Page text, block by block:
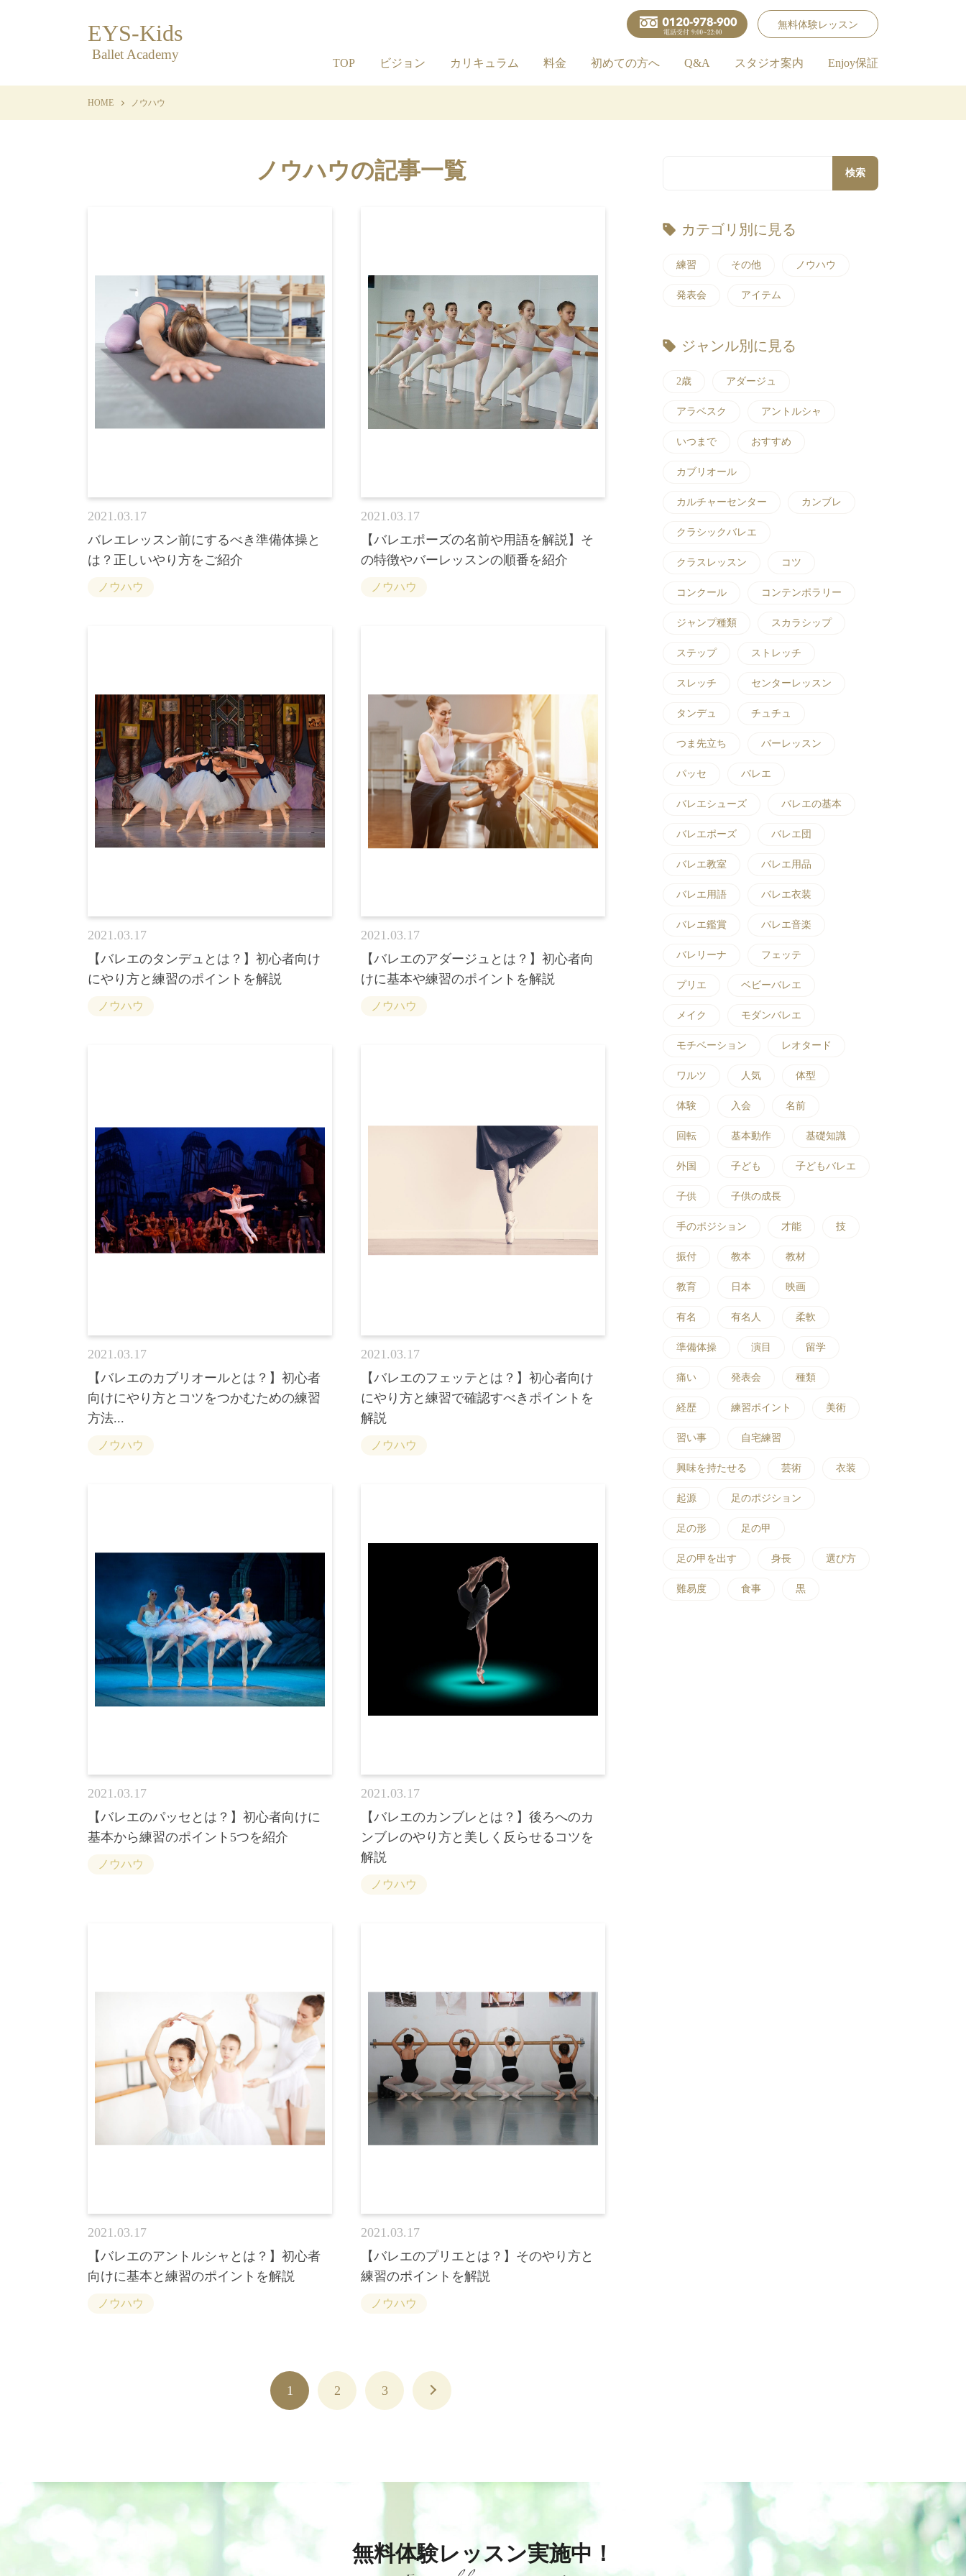
EYS-Kids
Ballet Academy
無料体験レッスン
TOP ビジョン カリキュラム 料金 初めての方へ Q&A スタジオ案内 Enjoy保証
HOME ノウハウ
ノウハウの記事一覧
2021.03.17
バレエレッスン前にするべき準備体操と
は？正しいやり方をご紹介
ノウハウ
2021.03.17
【バレエポーズの名前や用語を解説】そ
の特徴やバーレッスンの順番を紹介
ノウハウ
2021.03.17
【バレエのタンデュとは？】初心者向け
にやり方と練習のポイントを解説
ノウハウ
2021.03.17
【バレエのアダージュとは？】初心者向
けに基本や練習のポイントを解説
ノウハウ
2021.03.17
【バレエのカブリオールとは？】初心者
向けにやり方とコツをつかむための練習
方法...
ノウハウ
2021.03.17
【バレエのフェッテとは？】初心者向け
にやり方と練習で確認すべきポイントを
解説
ノウハウ
2021.03.17
【バレエのパッセとは？】初心者向けに
基本から練習のポイント5つを紹介
ノウハウ
2021.03.17
【バレエのカンブレとは？】後ろへのカ
ンブレのやり方と美しく反らせるコツを
解説
ノウハウ
2021.03.17
【バレエのアントルシャとは？】初心者
向けに基本と練習のポイントを解説
ノウハウ
2021.03.17
【バレエのプリエとは？】そのやり方と
練習のポイントを解説
ノウハウ
1 2 3
検索
カテゴリ別に見る
練習 その他 ノウハウ
発表会 アイテム
ジャンル別に見る
2歳 アダージュ
アラベスク アントルシャ
いつまで おすすめ
カブリオール
カルチャーセンター カンブレ
クラシックバレエ
クラスレッスン コツ
コンクール コンテンポラリー
ジャンプ種類 スカラシップ
ステップ ストレッチ
スレッチ センターレッスン
タンデュ チュチュ
つま先立ち バーレッスン
パッセ バレエ
バレエシューズ バレエの基本
バレエポーズ バレエ団
バレエ教室 バレエ用品
バレエ用語 バレエ衣装
バレエ鑑賞 バレエ音楽
バレリーナ フェッテ
プリエ ベビーバレエ
メイク モダンバレエ
モチベーション レオタード
ワルツ 人気 体型
体験 入会 名前
回転 基本動作 基礎知識
外国 子ども 子どもバレエ
子供 子供の成長
手のポジション 才能 技
振付 教本 教材
教育 日本 映画
有名 有名人 柔軟
準備体操 演目 留学
痛い 発表会 種類
経歴 練習ポイント 美術
習い事 自宅練習
興味を持たせる 芸術 衣装
起源 足のポジション
足の形 足の甲
足の甲を出す 身長 選び方
難易度 食事 黒
無料体験レッスン実施中！